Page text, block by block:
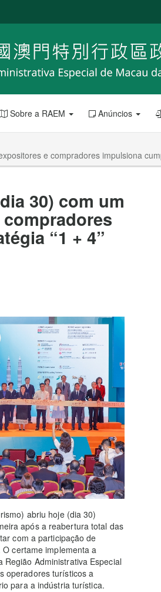
Sobre a RAEM Anúncios
e compradores impulsiona
30) com um
“1 + 4”
abriu hoje (dia 30)
após a reabertura total das
com a participação de
certame implementa a
Administrativa Especial
operadores turísticos a
para a indústria turística.